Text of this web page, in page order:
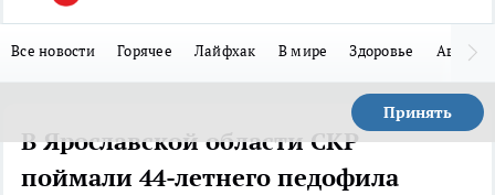
Все новости Горячее Лайфхак В мире Здоровье Авто
Принять
В Ярославской области СКР
поймали 44-летнего педофила